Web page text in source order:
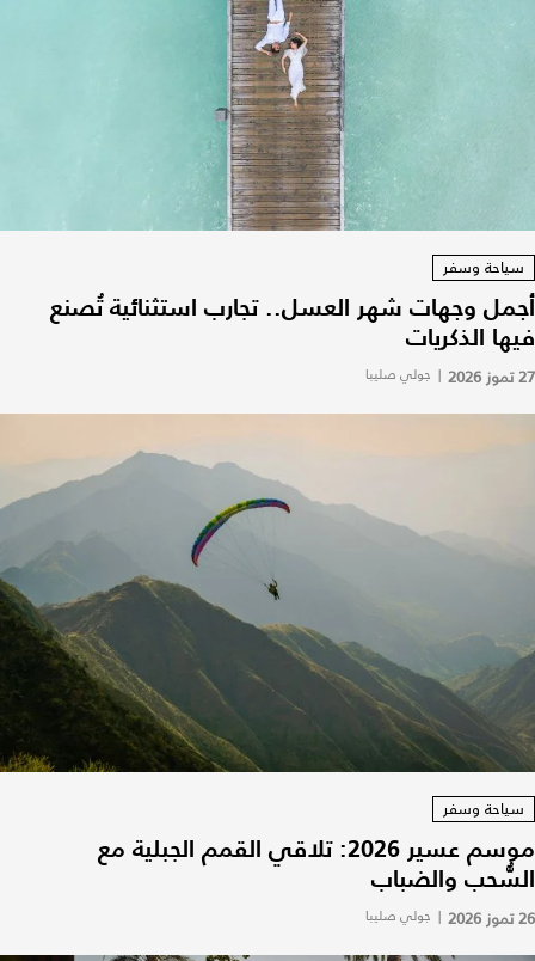
سياحة وسفر
أجمل وجهات شهر العسل.. تجارب استثنائية تُصنع
فيها الذكريات
27 تموز 2026 | جولي صليبا
سياحة وسفر
موسم عسير 2026: تلاقي القمم الجبلية مع
السُّحب والضباب
26 تموز 2026 | جولي صليبا